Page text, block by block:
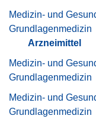
Medizin- und
Grundlagenmedizin
Arzneimittel
Medizin- und
Grundlagenmedizin
Medizin- und
Grundlagenmedizin